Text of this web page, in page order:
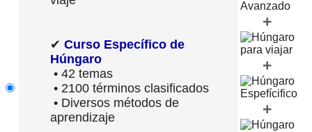
✔ Curso Específico de
Húngaro
• 42 temas
• 2100 términos clasificados
• Diversos métodos de
aprendizaje
+
+
+